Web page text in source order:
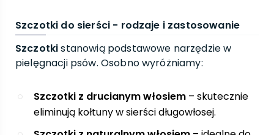
Szczotki do sierści - rodzaje i zastosowanie
Szczotkistanowią podstawowe narzędzie w
pielęgnacji psów. Osobno wyróżniamy:
Szczotki z drucianym włosiem – skutecznie
eliminują kołtuny w sierści długowłosej.